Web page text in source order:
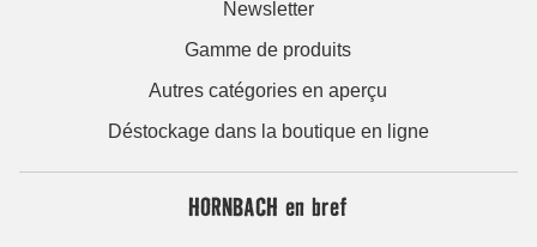
Newsletter
Gamme de produits
Autres catégories en aperçu
Déstockage dans la boutique en ligne
HORNBACH en bref